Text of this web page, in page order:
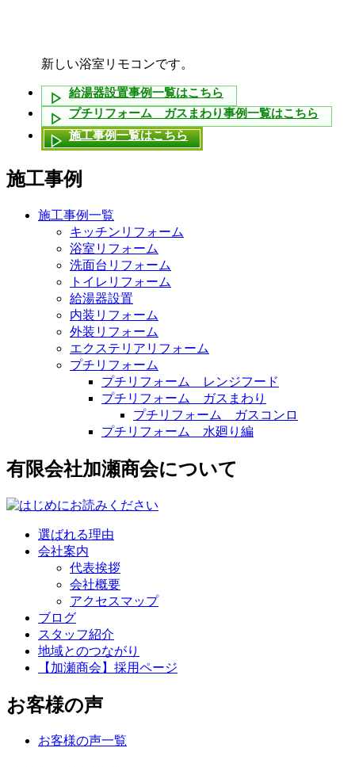
新しい浴室リモコンです。
給湯器設置事例一覧はこちら
プチリフォーム ガスまわり事例一覧はこちら
施工事例一覧はこちら
施工事例
施工事例一覧
キッチンリフォーム
浴室リフォーム
洗面台リフォーム
トイレリフォーム
給湯器設置
内装リフォーム
外装リフォーム
エクステリアリフォーム
プチリフォーム
プチリフォーム レンジフード
プチリフォーム ガスまわり
プチリフォーム ガスコンロ
プチリフォーム 水廻り編
有限会社加瀬商会について
選ばれる理由
会社案内
代表挨拶
会社概要
アクセスマップ
ブログ
スタッフ紹介
地域とのつながり
【加瀬商会】採用ページ
お客様の声
お客様の声一覧